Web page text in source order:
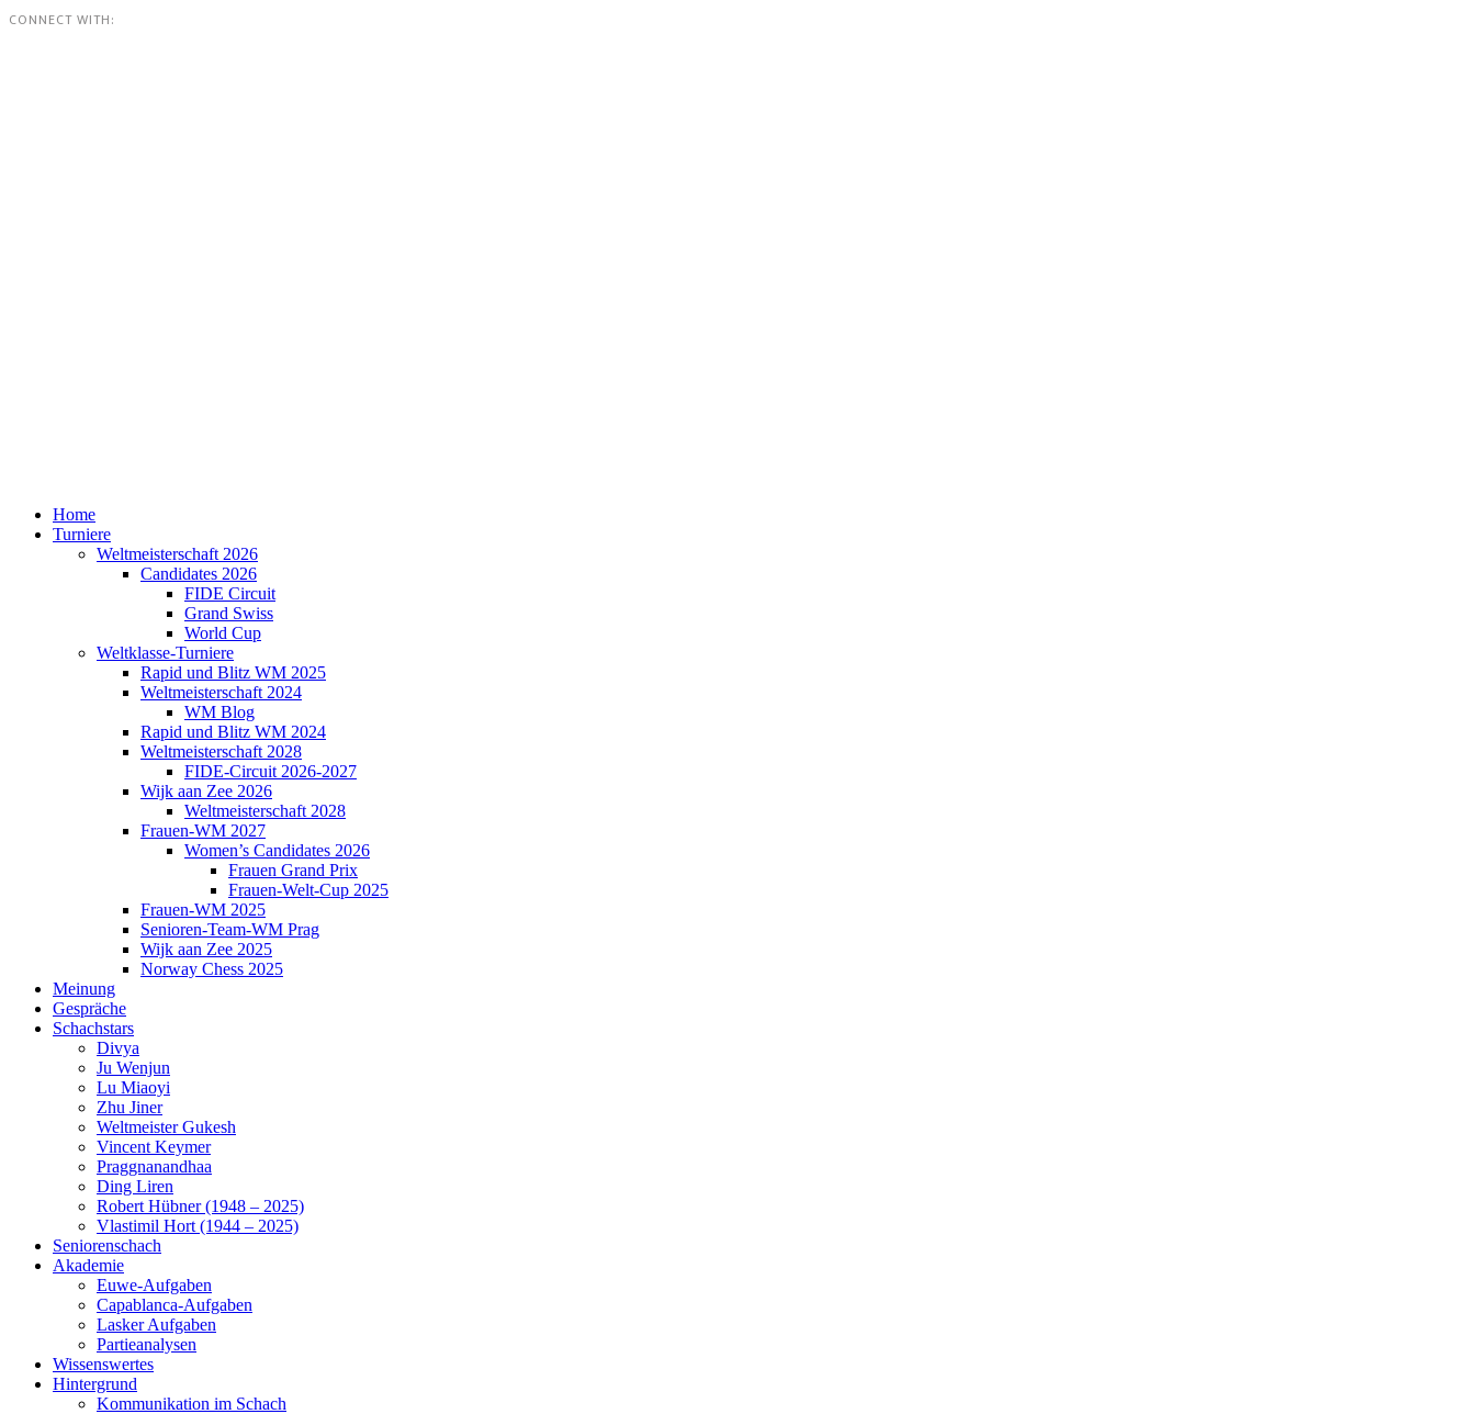
CONNECT WITH:
Home
Turniere
Weltmeisterschaft 2026
Candidates 2026
FIDE Circuit
Grand Swiss
World Cup
Weltklasse-Turniere
Rapid und Blitz WM 2025
Weltmeisterschaft 2024
WM Blog
Rapid und Blitz WM 2024
Weltmeisterschaft 2028
FIDE-Circuit 2026-2027
Wijk aan Zee 2026
Weltmeisterschaft 2028
Frauen-WM 2027
Women’s Candidates 2026
Frauen Grand Prix
Frauen-Welt-Cup 2025
Frauen-WM 2025
Senioren-Team-WM Prag
Wijk aan Zee 2025
Norway Chess 2025
Meinung
Gespräche
Schachstars
Divya
Ju Wenjun
Lu Miaoyi
Zhu Jiner
Weltmeister Gukesh
Vincent Keymer
Praggnanandhaa
Ding Liren
Robert Hübner (1948 – 2025)
Vlastimil Hort (1944 – 2025)
Seniorenschach
Akademie
Euwe-Aufgaben
Capablanca-Aufgaben
Lasker Aufgaben
Partieanalysen
Wissenswertes
Hintergrund
Kommunikation im Schach